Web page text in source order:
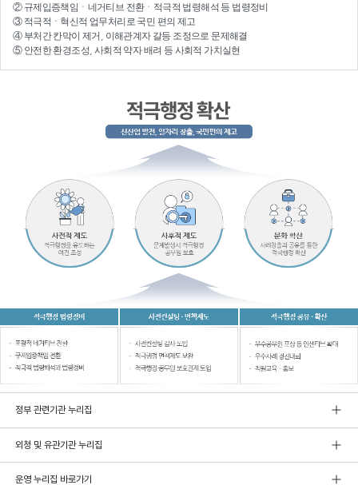
② 규제입증책임 ㆍ 네거티브 전환ㆍ적극적 법령해석 등 법령정비
③ 적극적 ㆍ 혁신적 업무처리 로 국민 편의 제고
④ 부처간 칸막이 제거, 이해관계자 갈등 조정으로 문제해결
⑤ 안전한 환경조성, 사회적 약자 배려 등 사회적 가치실현
정부 관련기관 누리집
외청 및 유관기관 누리집
운영 누리집 바로가기